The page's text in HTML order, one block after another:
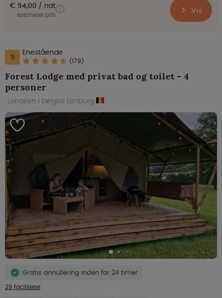
€ 94,00 nat
estimeret pris Vis
9 Enestående
(179)
Forest Lodge med privat bad og toilet - 4
personer
Lanaken i belgisk Limburg
Gratis annullering inden for 24 timer
29 faciliteter